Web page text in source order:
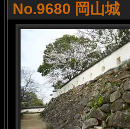
No.9680 岡山